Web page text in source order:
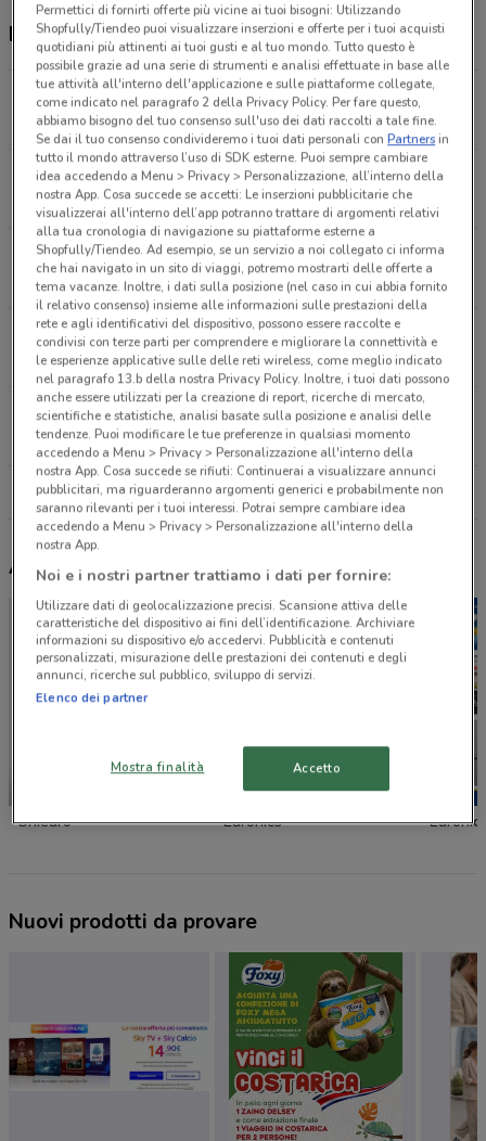
Negozi GBC a Solaro
Via Varese 192 Saronno
5.2 km
Via alla Porada 19 Seregno
9.3 km
Via Meda, 27 Rho
10.6 km
Via Ferri, 6 Cinisello Balsamo
13.4 km
Via Ortigara, 20 Legnano
14.1 km
Tutti i negozi GBC
Altri volantini nelle vicinanze
Unieuro Euronics
Nuovi prodotti da provare
Permettici di fornirti offerte più vicine ai tuoi bisogni: Utilizzando
Shopfully/Tiendeo puoi visualizzare inserzioni e offerte per i tuoi acquisti
quotidiani più attinenti ai tuoi gusti e al tuo mondo. Tutto questo è
possibile grazie ad una serie di strumenti e analisi effettuate in base alle
tue attività all'interno dell'applicazione e sulle piattaforme collegate,
come indicato nel paragrafo 2 della Privacy Policy. Per fare questo,
abbiamo bisogno del tuo consenso sull'uso dei dati raccolti a tale fine.
Se dai il tuo consenso condivideremo i tuoi dati personali conPartnersin
tutto il mondo attraverso l’uso di SDK esterne. Puoi sempre cambiare
idea accedendo a Menu > Privacy > Personalizzazione, all’interno della
nostra App. Cosa succede se accetti: Le inserzioni pubblicitarie che
visualizzerai all'interno dell’app potranno trattare di argomenti relativi
alla tua cronologia di navigazione su piattaforme esterne a
Shopfully/Tiendeo. Ad esempio, se un servizio a noi collegato ci informa
che hai navigato in un sito di viaggi, potremo mostrarti delle offerte a
tema vacanze. Inoltre, i dati sulla posizione (nel caso in cui abbia fornito
il relativo consenso) insieme alle informazioni sulle prestazioni della
rete e agli identificativi del dispositivo, possono essere raccolte e
condivisi con terze parti per comprendere e migliorare la connettività e
le esperienze applicative sulle delle reti wireless, come meglio indicato
nel paragrafo 13.b della nostra Privacy Policy. Inoltre, i tuoi dati possono
anche essere utilizzati per la creazione di report, ricerche di mercato,
scientifiche e statistiche, analisi basate sulla posizione e analisi delle
tendenze. Puoi modificare le tue preferenze in qualsiasi momento
accedendo a Menu > Privacy > Personalizzazione all'interno della
nostra App. Cosa succede se rifiuti: Continuerai a visualizzare annunci
pubblicitari, ma riguarderanno argomenti generici e probabilmente non
saranno rilevanti per i tuoi interessi. Potrai sempre cambiare idea
accedendo a Menu > Privacy > Personalizzazione all'interno della
nostra App.
Noi e i nostri partner trattiamo i dati per fornire:
Utilizzare dati di geolocalizzazione precisi. Scansione attiva delle
caratteristiche del dispositivo ai fini dell’identificazione. Archiviare
informazioni su dispositivo e/o accedervi. Pubblicità e contenuti
personalizzati, misurazione delle prestazioni dei contenuti e degli
annunci, ricerche sul pubblico, sviluppo di servizi.
Elenco dei partner
Mostra finalità Accetto